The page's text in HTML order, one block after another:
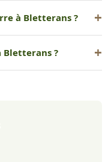
à Bletterans ?
?